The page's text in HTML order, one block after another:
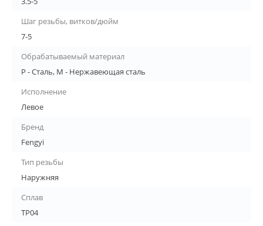
Шаг резьбы, витков/дюйм
7-5
Обрабатываемый материал
P - Сталь, M - Нержавеющая сталь
Исполнение
Левое
Бренд
Fengyi
Тип резьбы
Наружняя
Сплав
TP04